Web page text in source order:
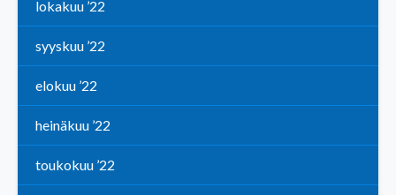
lokakuu ’22
syyskuu ’22
elokuu ’22
heinäkuu ’22
toukokuu ’22